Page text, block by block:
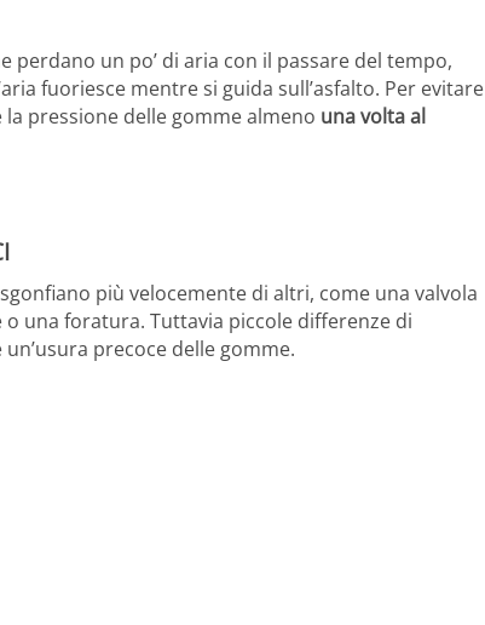
perdano un po’ di aria con il passare del tempo,
fuoriesce mentre si guida sull’asfalto. Per evitare
pressione delle gomme almeno una volta al
più velocemente di altri, come una valvola
una foratura. Tuttavia piccole differenze di
precoce delle gomme.